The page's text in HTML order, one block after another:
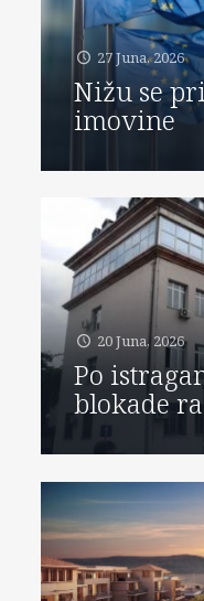
27 Juna, 2026
Nižu se
imovine
20 Juna, 2026
Po
blokade